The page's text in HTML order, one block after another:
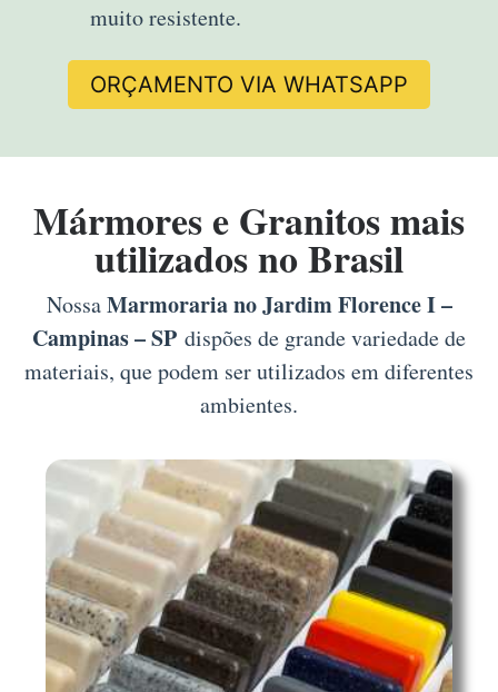
muito resistente.
ORÇAMENTO VIA WHATSAPP
Mármores e Granitos mais
utilizados no Brasil
NossaMarmoraria no Jardim Florence I –
Campinas – SP dispões de grande variedade de
materiais, que podem ser utilizados em diferentes
ambientes.